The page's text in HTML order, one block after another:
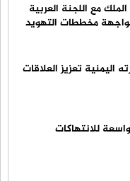
مع اللجنة العربية
مخططات التهويد
تعزيز العلاقات
للانتهاكات